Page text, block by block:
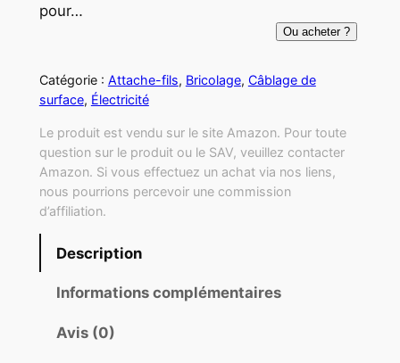
pour…
Ou acheter ?
Catégorie : Attache-fils, Bricolage, Câblage de
surface, Électricité
Le produit est vendu sur le site Amazon. Pour toute
question sur le produit ou le SAV, veuillez contacter
Amazon. Si vous effectuez un achat via nos liens,
nous pourrions percevoir une commission
d’affiliation.
Description
Informations complémentaires
Avis (0)